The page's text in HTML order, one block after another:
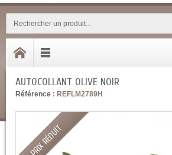
AUTOCOLLANT OLIVE NOIR
Référence : REFLM2789H
PRIX RÉDUIT